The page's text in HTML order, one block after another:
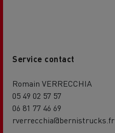
Service contact
Romain VERRECCHIA
05 49 02 57 57
06 81 77 46 69
rverrecchia@bernistrucks.fr